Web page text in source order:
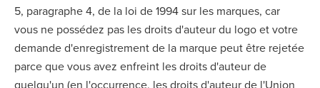
5, paragraphe 4, de la loi de 1994 sur les marques, car
vous ne possédez pas les droits d'auteur du logo et votre
demande d'enregistrement de la marque peut être rejetée
parce que vous avez enfreint les droits d'auteur de
quelqu'un (en l'occurrence, les droits d'auteur de l'Union